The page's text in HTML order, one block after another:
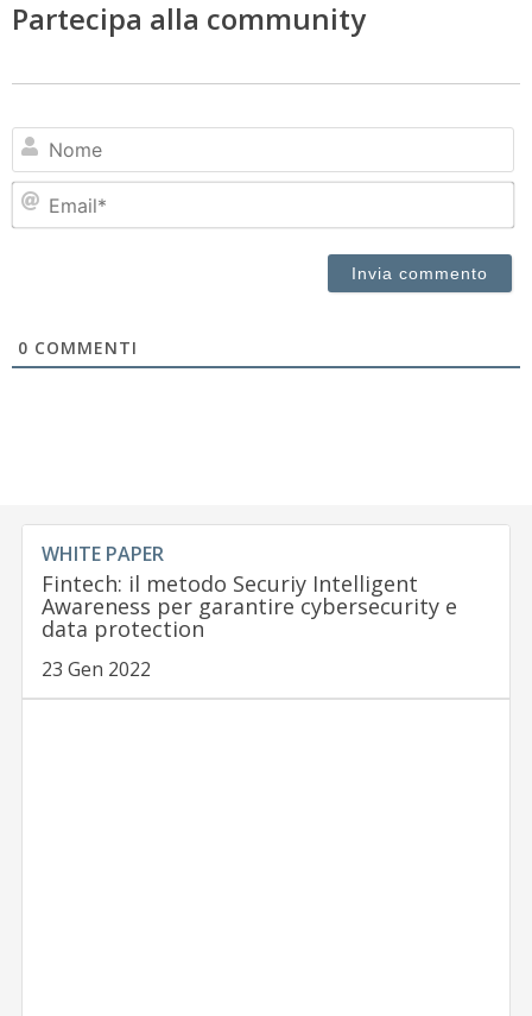
Partecipa alla community
0 COMMENTI
WHITE PAPER
Fintech: il metodo Securiy Intelligent
Awareness per garantire cybersecurity e
data protection
23 Gen 2022